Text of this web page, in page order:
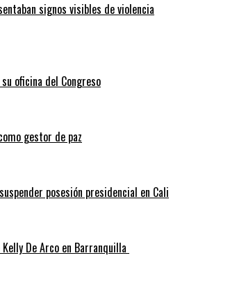
signos visibles de violencia
oficina del Congreso
gestor de paz
posesión presidencial en Cali
De Arco en Barranquilla